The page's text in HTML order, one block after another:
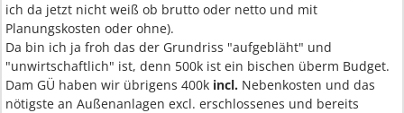
ich da jetzt nicht weiß ob brutto oder netto und mit
Planungskosten oder ohne).
Da bin ich ja froh das der Grundriss "aufgebläht" und
"unwirtschaftlich" ist, denn 500k ist ein bischen überm Budget.
Dam GÜ haben wir übrigens 400k incl. Nebenkosten und das
nötigste an Außenanlagen excl. erschlossenes und bereits